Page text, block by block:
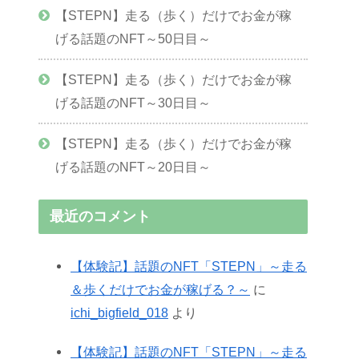
【STEPN】走る（歩く）だけでお金が稼
げる話題のNFT～50日目～
【STEPN】走る（歩く）だけでお金が稼
げる話題のNFT～30日目～
【STEPN】走る（歩く）だけでお金が稼
げる話題のNFT～20日目～
最近のコメント
【体験記】話題のNFT「STEPN」～走る
＆歩くだけでお金が稼げる？～ に
ichi_bigfield_018 より
【体験記】話題のNFT「STEPN」～走る